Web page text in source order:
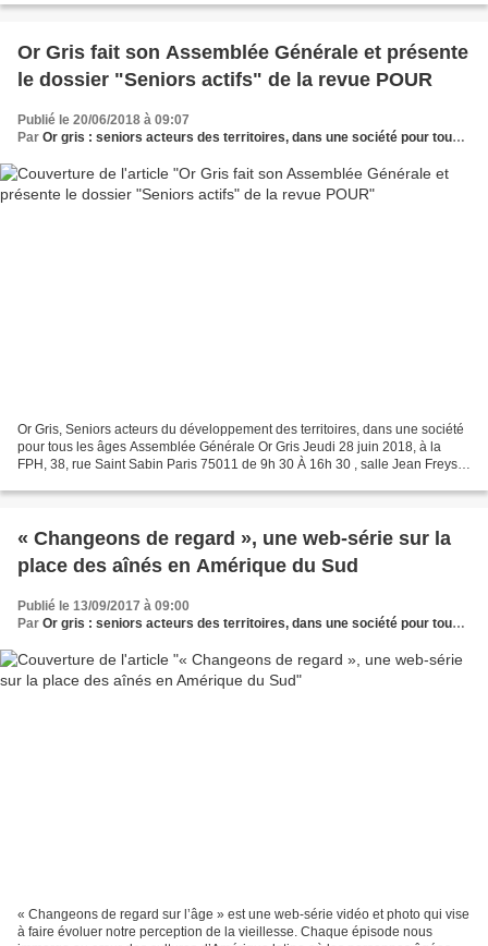
Or Gris fait son Assemblée Générale et présente
le dossier "Seniors actifs" de la revue POUR
Publié le 20/06/2018 à 09:07
Par Or gris : seniors acteurs des territoires, dans une société pour tous les âges
Or Gris, Seniors acteurs du développement des territoires, dans une société
pour tous les âges Assemblée Générale Or Gris Jeudi 28 juin 2018, à la
FPH, 38, rue Saint Sabin Paris 75011 de 9h 30 À 16h 30 , salle Jean Freyss-
« Changeons de regard », une web-série sur la
place des aînés en Amérique du Sud
Publié le 13/09/2017 à 09:00
Par Or gris : seniors acteurs des territoires, dans une société pour tous les âges
« Changeons de regard sur l’âge » est une web-série vidéo et photo qui vise
à faire évoluer notre perception de la vieillesse. Chaque épisode nous